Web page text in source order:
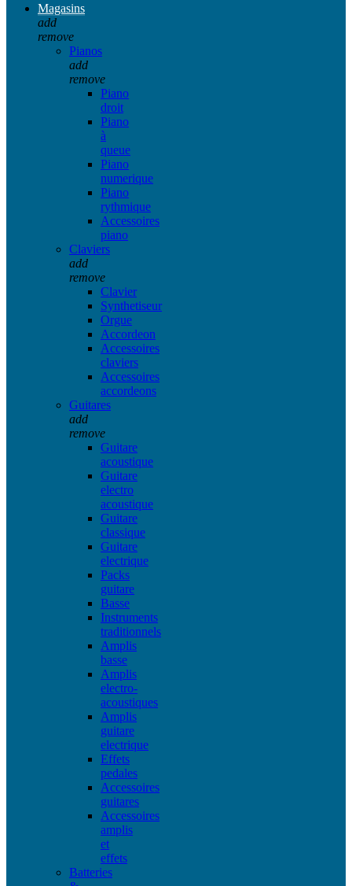
Magasins
add
remove
Pianos
add
remove
Piano
droit
Piano
à
queue
Piano
numerique
Piano
rythmique
Accessoires
piano
Claviers
add
remove
Clavier
Synthetiseur
Orgue
Accordeon
Accessoires
claviers
Accessoires
accordeons
Guitares
add
remove
Guitare
acoustique
Guitare
electro
acoustique
Guitare
classique
Guitare
electrique
Packs
guitare
Basse
Instruments
traditionnels
Amplis
basse
Amplis
electro-
acoustiques
Amplis
guitare
electrique
Effets
pedales
Accessoires
guitares
Accessoires
amplis
et
effets
Batteries